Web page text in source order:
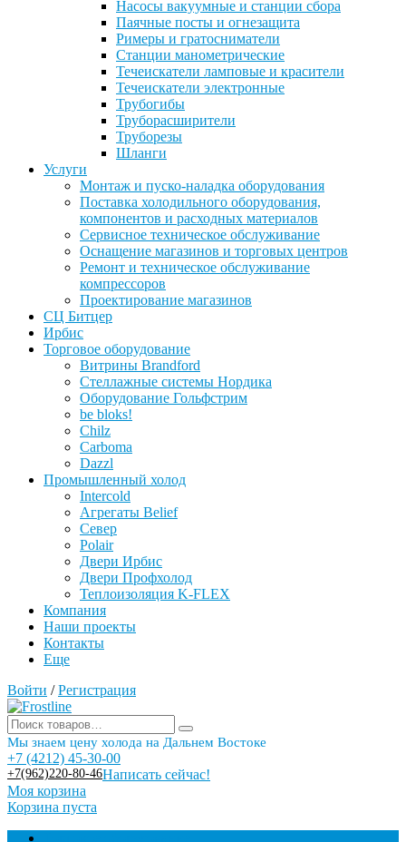
Насосы вакуумные и станции сбора
Паячные посты и огнезащита
Римеры и гратосниматели
Станции манометрические
Течеискатели ламповые и красители
Течеискатели электронные
Трубогибы
Труборасширители
Труборезы
Шланги
Услуги
Монтаж и пуско-наладка оборудования
Поставка холодильного оборудования,
компонентов и расходных материалов
Сервисное техническое обслуживание
Оснащение магазинов и торговых центров
Ремонт и техническое обслуживание
компрессоров
Проектирование магазинов
СЦ Битцер
Ирбис
Торговое оборудование
Витрины Brandford
Стеллажные системы Нордика
Оборудование Гольфстрим
be bloks!
Chilz
Carboma
Dazzl
Промышленный холод
Intercold
Агрегаты Belief
Север
Polair
Двери Ирбис
Двери Профхолод
Теплоизоляция K-FLEX
Компания
Наши проекты
Контакты
Еще
Войти / Регистрация
Мы знаем цену холода на Дальнем Востоке
+7 (4212) 45-30-00
+7(962)220-80-46Написать сейчас!
Моя корзина
Корзина пуста